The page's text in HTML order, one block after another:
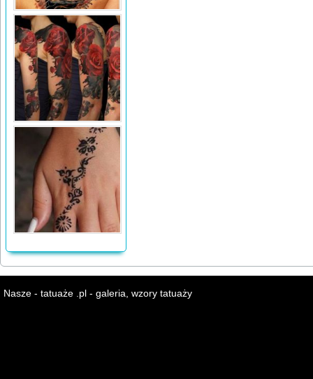
Nasze - tatuaże .pl - galeria, wzory tatuaży